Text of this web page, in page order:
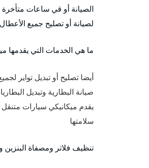
الصيانة أو قي ساعات
لصيانة أو تصليح جميع
ما هي الخدمات التي يقدمها
أيضا تصليح أو تبديل تواير
صيانة البطارية وتبديل
يقدم ميكانيكي سيارات
سلامتها
تنظيف فلاتر ومصفاة البنزين